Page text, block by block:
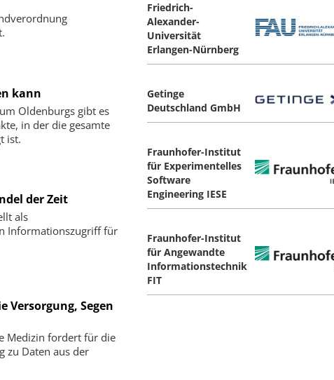
kann
Oldenburgs gibt es
in der die gesamte
ist.
der Zeit
als
Informationszugriff für
Versorgung, Segen
Medizin fordert für die
zu Daten aus der
Friedrich-
Alexander-
Universität
Erlangen-Nürnberg
Getinge
Deutschland GmbH
Fraunhofer-Institut
für Experimentelles
Software
Engineering IESE
Fraunhofer-Institut
für Angewandte
Informationstechnik
FIT